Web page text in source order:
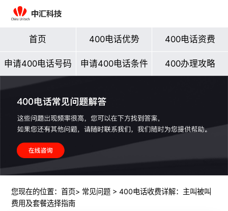
首页 400电话优势 400电话资费
申请400电话号码 申请400电话条件 400办理攻略
您现在的位置： 首页> 常见问题> 400电话收费详解：主叫被叫
费用及套餐选择指南